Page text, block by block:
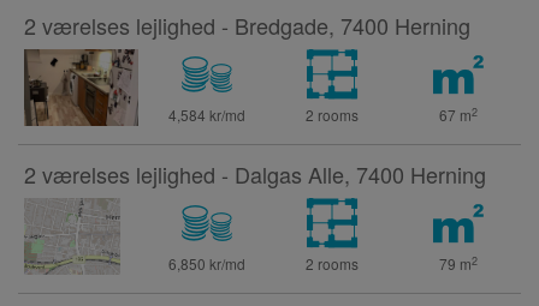
2 værelses lejlighed - Bredgade, 7400 Herning
4,584 kr/md 2 rooms 67 m2
2 værelses lejlighed - Dalgas Alle, 7400 Herning
6,850 kr/md 2 rooms 79 m2